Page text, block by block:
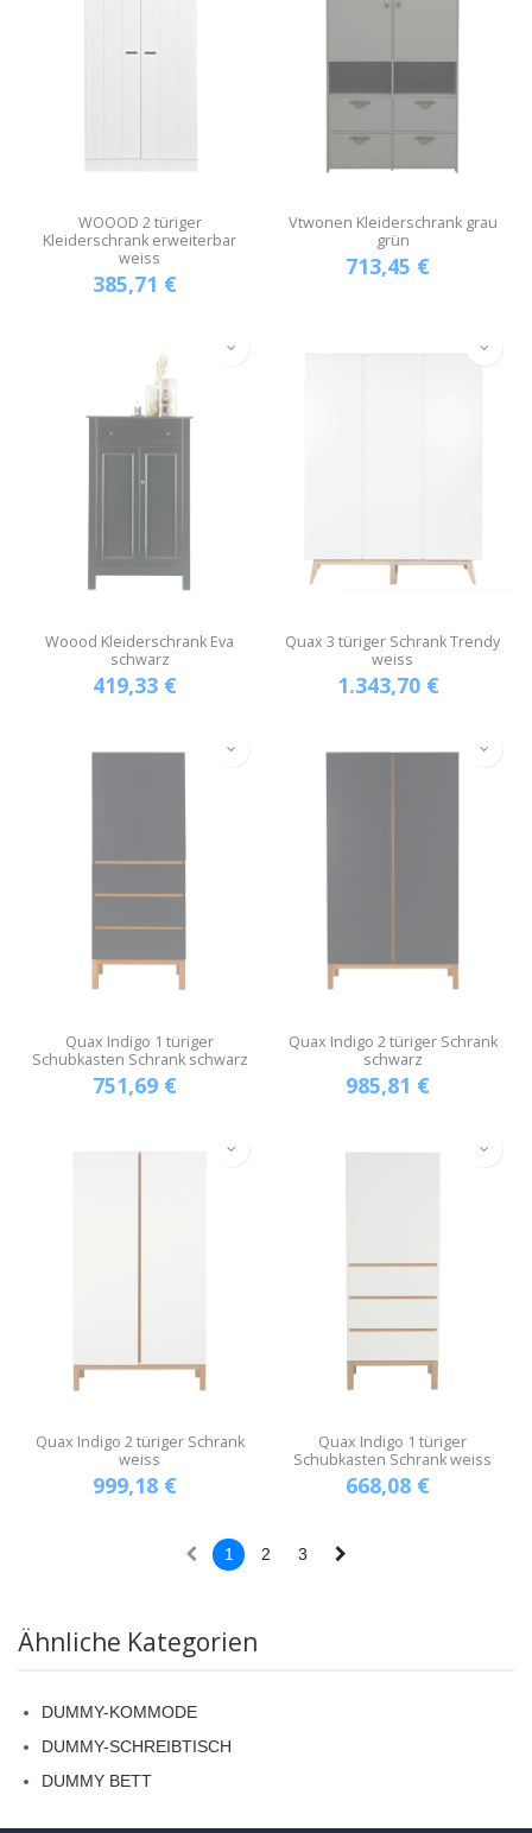
WOOOD 2 türiger
Kleiderschrank erweiterbar
weiss
385,71 €
Vtwonen Kleiderschrank grau
grün
713,45 €
Woood Kleiderschrank Eva
schwarz
419,33 €
Quax 3 türiger Schrank Trendy
weiss
1.343,70€
Quax Indigo 1 türiger
Schubkasten Schrank schwarz
751,69 €
Quax Indigo 2 türiger Schrank
schwarz
985,81 €
Quax Indigo 2 türiger Schrank
weiss
999,18 €
Quax Indigo 1 türiger
Schubkasten Schrank weiss
668,08 €
1 2 3
Ähnliche Kategorien
DUMMY-KOMMODE
DUMMY-SCHREIBTISCH
DUMMY BETT